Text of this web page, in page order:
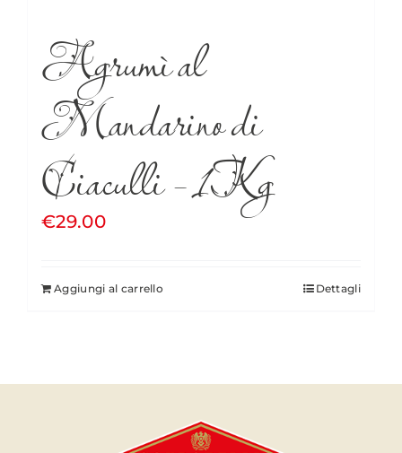
Agrumì al
Mandarino di
Ciaculli – 1Kg
€29.00
Aggiungi al carrello Dettagli